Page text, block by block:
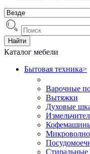
Найти
Каталог мебели
Бытовая техника>
Варочные
Вытяжки
Духовые